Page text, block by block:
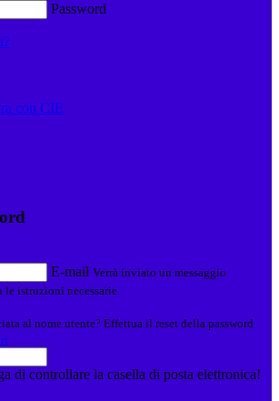
Password
con CIE
E-mail Verrà inviato un messaggio
istruzioni necessarie.
al nome utente? Effettua il reset della password
di controllare la casella di posta elettronica!